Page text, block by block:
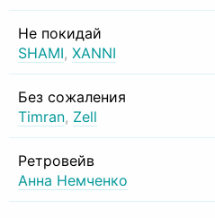
Не покидай
SHAMI, XANNI
Без сожаления
Timran, Zell
Ретровейв
Анна Немченко